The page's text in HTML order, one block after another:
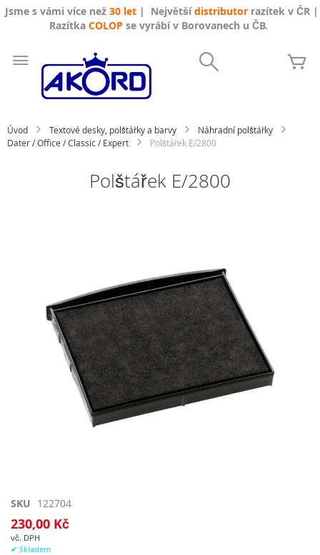
Jsme s vámi více než 30 let| Největšídistributorrazítek v ČR |
Razítka COLOP se vyrábí v Borovanech u ČB.
Úvod Textové desky, polštářky a barvy
Náhradní polštářky
Dater / Office / Classic / Expert
Polštářek E/2800
Polštářek E/2800
Přeskočit
na
začátek
galerie
SKU 122704
230,00 Kč
vč. DPH
✔ Skladem